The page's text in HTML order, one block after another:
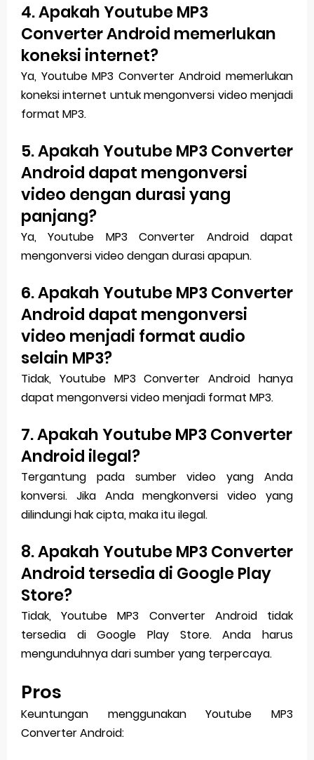
4. Apakah Youtube MP3
Converter Android memerlukan
koneksi internet?
Ya, Youtube MP3 Converter Android memerlukan
koneksi internet untuk mengonversi video menjadi
format MP3.
5. Apakah Youtube MP3 Converter
Android dapat mengonversi
video dengan durasi yang
panjang?
Ya, Youtube MP3 Converter Android dapat
mengonversi video dengan durasi apapun.
6. Apakah Youtube MP3 Converter
Android dapat mengonversi
video menjadi format audio
selain MP3?
Tidak, Youtube MP3 Converter Android hanya
dapat mengonversi video menjadi format MP3.
7. Apakah Youtube MP3 Converter
Android ilegal?
Tergantung pada sumber video yang Anda
konversi. Jika Anda mengkonversi video yang
dilindungi hak cipta, maka itu ilegal.
8. Apakah Youtube MP3 Converter
Android tersedia di Google Play
Store?
Tidak, Youtube MP3 Converter Android tidak
tersedia di Google Play Store. Anda harus
mengunduhnya dari sumber yang terpercaya.
Pros
Keuntungan menggunakan Youtube MP3
Converter Android: